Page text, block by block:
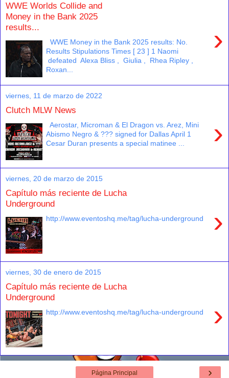
WWE Worlds Collide and
Money in the Bank 2025
results...
›
WWE Money in the Bank 2025 results: No.
Results Stipulations Times [ 23 ] 1 Naomi
defeated Alexa Bliss , Giulia , Rhea Ripley ,
Roxan...
viernes, 11 de marzo de 2022
Clutch MLW News
›
Aerostar, Microman & El Dragon vs. Arez, Mini
Abismo Negro & ??? signed for Dallas April 1
Cesar Duran presents a special matinee ...
viernes, 20 de marzo de 2015
Capítulo más reciente de Lucha
Underground
›
http://www.eventoshq.me/tag/lucha-underground
viernes, 30 de enero de 2015
Capítulo más reciente de Lucha
Underground
›
http://www.eventoshq.me/tag/lucha-underground
›
Página Principal